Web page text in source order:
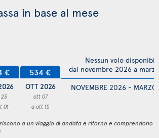
in base al mese
€
01
534 €
OTT 2026
ott 07
a ott 15
NOVEMBRE 2026 -
Nessun volo
dal novembre 2026 a
a un viaggio di andata e ritorno e comprendono